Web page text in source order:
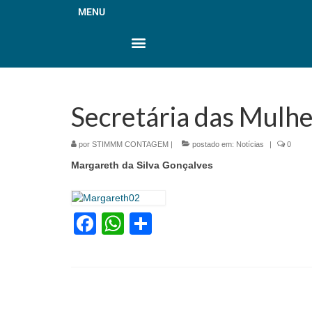
MENU
Secretária das
por STIMMM CONTAGEM | postado em: Notícias | 0
Margareth da Silva Gonçalves
Facebook
WhatsApp